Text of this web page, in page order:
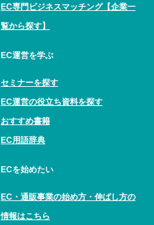
EC専門ビジネスマッチング【企業一
覧から探す】
EC運営を学ぶ
セミナーを探す
EC運営の役立ち資料を探す
おすすめ書籍
EC用語辞典
ECを始めたい
EC・通販事業の始め方・伸ばし方の
情報はこちら